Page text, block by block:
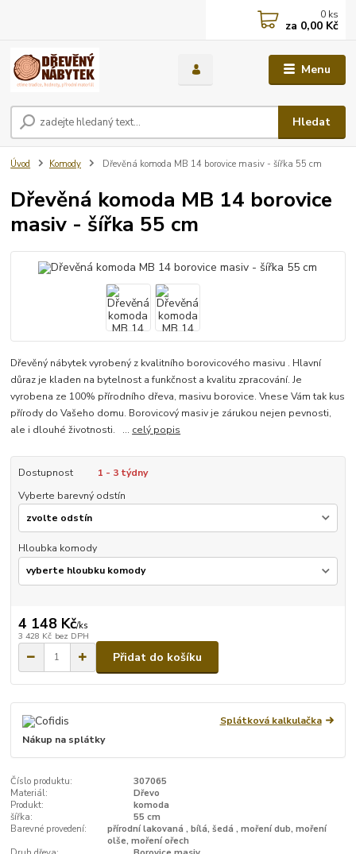
Menu
Hledat
0 ks
za 0,00 Kč
Úvod Komody Dřevěná komoda MB 14 borovice masiv - šířka 55 cm
Dřevěná komoda MB 14 borovice
masiv - šířka 55 cm
Dřevěný nábytek vyrobený z kvalitního borovicového masivu . Hlavní
důraz je kladen na bytelnost a funkčnost a kvalitu zpracování. Je
vyrobena ze 100% přírodního dřeva, masivu borovice. Vnese Vám tak kus
přírody do Vašeho domu. Borovicový masiv je zárukou nejen pevnosti,
ale i dlouhé životnosti. ... celý popis
Dostupnost
1 - 3 týdny
Vyberte barevný odstín
Hloubka komody
4 148 Kč/ks
3 428 Kč bez DPH
Přidat do košíku
Splátková kalkulačka
Nákup na splátky
Číslo produktu:
307065
Materiál:
Dřevo
Produkt:
komoda
šířka:
55 cm
Barevné provedení:
přírodní lakovaná , bílá, šedá , moření dub, moření
olše, moření ořech